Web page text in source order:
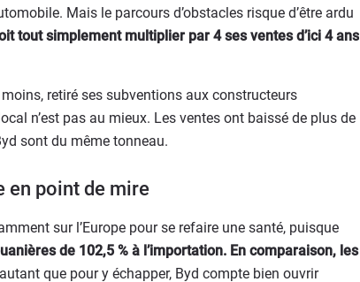
Mais le parcours d’obstacles risque d’être ardu
tout simplement multiplier par 4 ses ventes d’ici 4 ans
retiré ses subventions aux constructeurs
n’est pas au mieux. Les ventes ont baissé de plus de
sont du même tonneau.
en point de mire
sur l’Europe pour se refaire une santé, puisque
de 102,5 % à l’importation. En comparaison, les
que pour y échapper, Byd compte bien ouvrir